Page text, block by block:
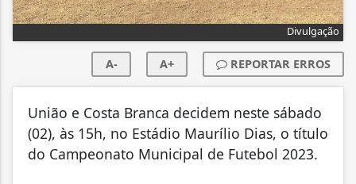
Divulgação
A- A+ REPORTAR ERROS
União e Costa Branca decidem neste sábado
(02), às 15h, no Estádio Maurílio Dias, o título
do Campeonato Municipal de Futebol 2023.